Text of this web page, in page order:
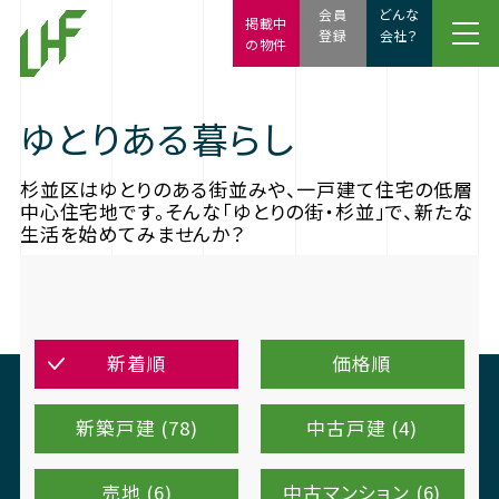
ゆとりある暮らし
杉並区はゆとりのある街並みや、一戸建て住宅の低層
中心住宅地です。そんな「ゆとりの街・杉並」で、新たな
生活を始めてみませんか？
新着順 価格順
新築戸建 (78) 中古戸建 (4)
売地 (6) 中古マンション (6)
会員
登録
どんな
会社？
掲載中
の物件